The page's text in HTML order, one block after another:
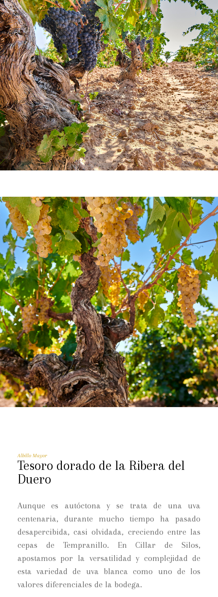
Albillo Mayor
Tesoro dorado de la Ribera del
Duero
Aunque es autóctona y se trata de una uva
centenaria, durante mucho tiempo ha pasado
desapercibida, casi olvidada, creciendo entre las
cepas de Tempranillo. En Cillar de Silos,
apostamos por la versatilidad y complejidad de
esta variedad de uva blanca como uno de los
valores diferenciales de la bodega.